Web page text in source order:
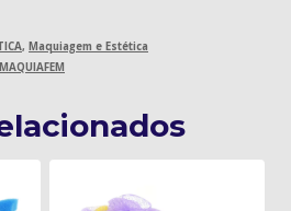
, Maquiagem e Estética
MAQUIAFEM